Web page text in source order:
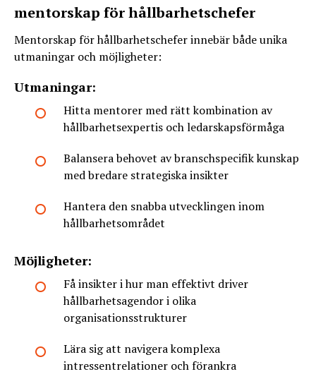
mentorskap för hållbarhetschefer
Mentorskap för hållbarhetschefer innebär både unika
utmaningar och möjligheter:
Utmaningar:
Hitta mentorer med rätt kombination av
hållbarhetsexpertis och ledarskapsförmåga
Balansera behovet av branschspecifik kunskap
med bredare strategiska insikter
Hantera den snabba utvecklingen inom
hållbarhetsområdet
Möjligheter:
Få insikter i hur man effektivt driver
hållbarhetsagendor i olika
organisationsstrukturer
Lära sig att navigera komplexa
intressentrelationer och förankra